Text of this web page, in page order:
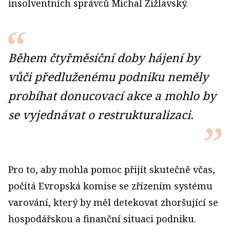
insolventních správců Michal Žižlavský.
Během čtyřměsíční doby hájení by
vůči předluženému podniku neměly
probíhat donucovací akce a mohlo by
se vyjednávat o restrukturalizaci.
Pro to, aby mohla pomoc přijít skutečně včas,
počítá Evropská komise se zřízením systému
varování, který by měl detekovat zhoršující se
hospodářskou a finanční situaci podniku.